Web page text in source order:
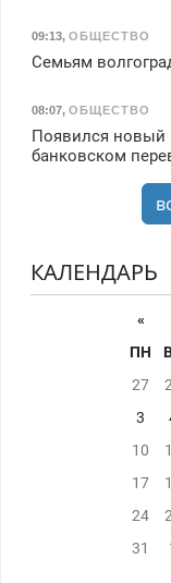
09:13, ОБЩЕСТВО
Семьям
08:07, ОБЩЕСТВО
Появился новый
банковском
КАЛЕНДАРЬ
«
ПН
27
3
10
17
24
31